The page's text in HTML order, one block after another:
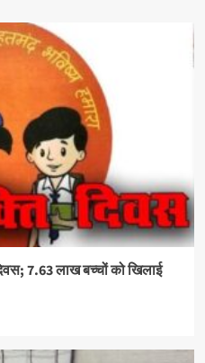
7.63 लाख बच्चों को खिलाई